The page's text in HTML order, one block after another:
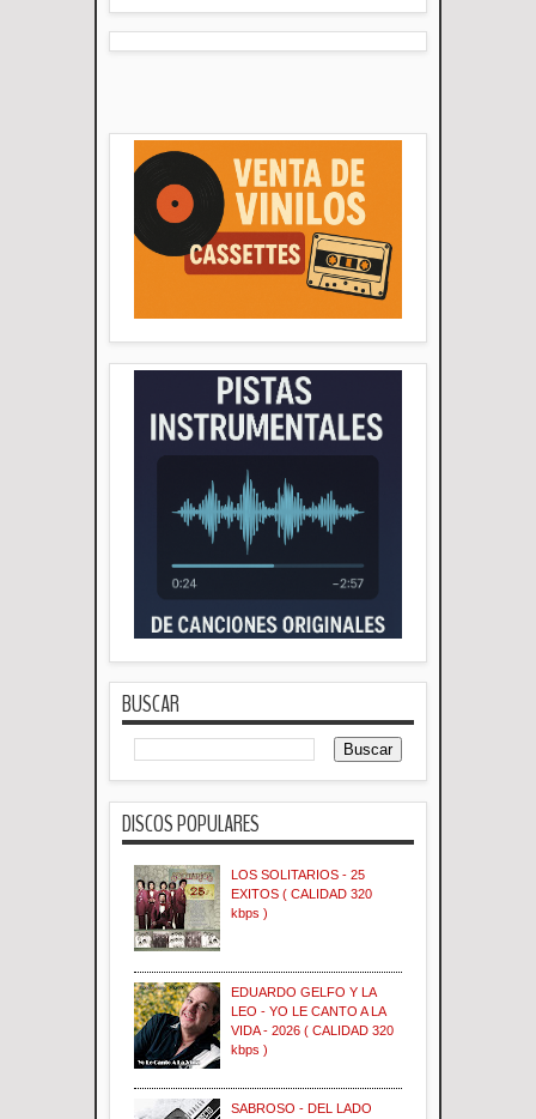
BUSCAR
DISCOS POPULARES
LOS SOLITARIOS - 25
EXITOS ( CALIDAD 320
kbps )
EDUARDO GELFO Y LA
LEO - YO LE CANTO A LA
VIDA - 2026 ( CALIDAD 320
kbps )
SABROSO - DEL LADO